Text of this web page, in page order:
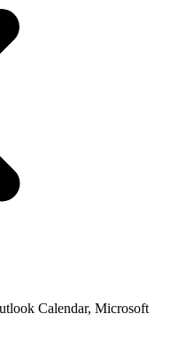
Calendar, Microsoft